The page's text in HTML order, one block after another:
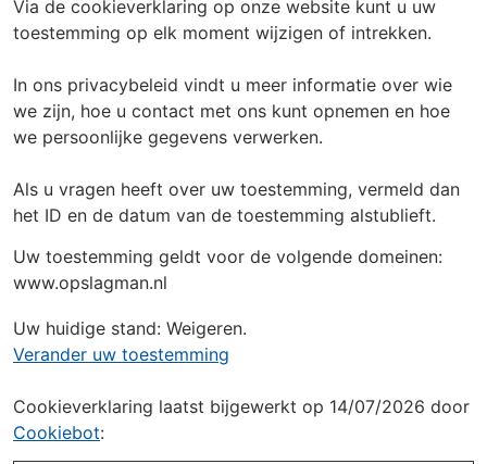
Via de cookieverklaring op onze website kunt u uw
toestemming op elk moment wijzigen of intrekken.
In ons privacybeleid vindt u meer informatie over wie
we zijn, hoe u contact met ons kunt opnemen en hoe
we persoonlijke gegevens verwerken.
Als u vragen heeft over uw toestemming, vermeld dan
het ID en de datum van de toestemming alstublieft.
Uw toestemming geldt voor de volgende domeinen:
www.opslagman.nl
Uw huidige stand: Weigeren.
Verander uw toestemming
Cookieverklaring laatst bijgewerkt op 14/07/2026 door
Cookiebot: